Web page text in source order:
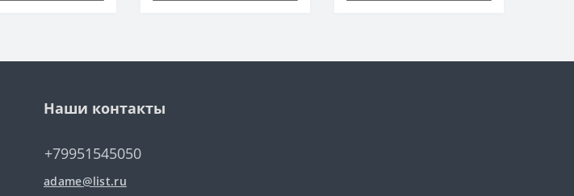
Наши контакты
+79951545050
adame@list.ru